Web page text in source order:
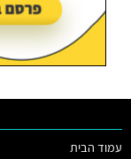
עמוד הבית